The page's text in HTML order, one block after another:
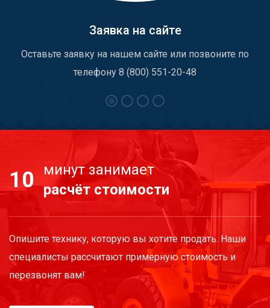
Заявка на сайте
Оставьте заявку на нашем сайте или позвоните по
телефону 8 (800) 551-20-48
10
минут занимает
расчёт стоимости
Опишите технику, которую вы хотите продать. Наши
специалисты рассчитают примерную стоимость и
перезвонят вам!